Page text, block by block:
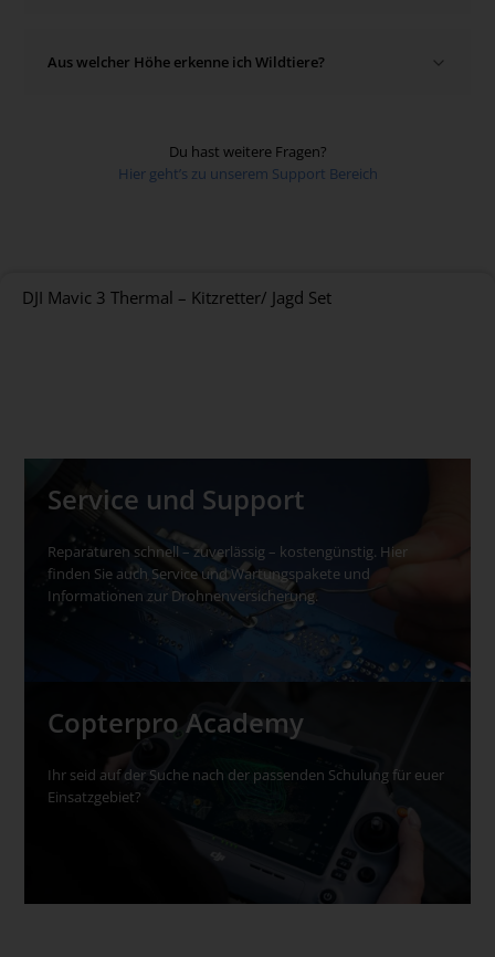
Höhe und Geschwindigkeit auswählen und automatisiert
Aus welcher Höhe erkenne ich Wildtiere?
Sauen im Mais: 60-80m
Sauen im Raps: 60-80m
Du hast weitere Fragen?
Hier geht’s zu unserem Support Bereich
DJI Mavic 3 Thermal – Kitzretter/ Jagd Set
Service und Support
Reparaturen schnell – zuverlässig – kostengünstig. Hier
finden Sie auch Service und Wartungspakete und
Informationen zur Drohnenversicherung.
Copterpro Academy
Ihr seid auf der Suche nach der passenden Schulung für euer
Einsatzgebiet?